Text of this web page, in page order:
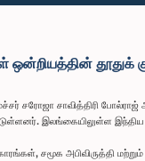
தூதுக்
சரோஜா சாவித்திரி
இலங்கையிலுள்ள இந்திய
சமூக அபிவிருத்தி